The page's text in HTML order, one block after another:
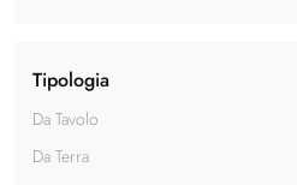
Tipologia
Da Tavolo
Da Terra